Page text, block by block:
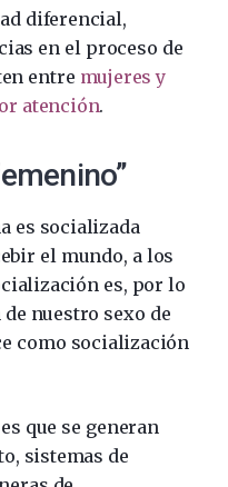
diferencial,
en el proceso de
entre mujeres y
atención.
es socializada
el mundo, a los
es, por lo
nuestro sexo de
como socialización
que se generan
sistemas de